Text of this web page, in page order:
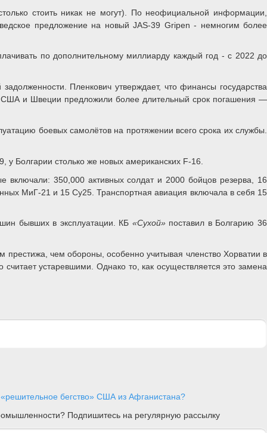
стоить никак не могут). По неофициальной информации,
предложение на новый JAS-39 Gripen - немногим более
по дополнительному миллиарду каждый год - с 2022 до
Пленкович утверждает, что финансы государства
и Швеции предложили более длительный срок погашения —
боевых самолётов на протяжении всего срока их службы.
Болгарии столько же новых американских F-16.
включали: 350,000 активных солдат и 2000 бойцов резерва, 16
МиГ-21 и 15 Су25. Транспортная авиация включала в себя 15
бывших в эксплуатации. КБ «Сухой» поставил в Болгарию 36
чем обороны, особенно учитывая членство Хорватии в
устаревшими. Однако то, как осуществляется это замена
бегство» США из Афганистана?
Подпишитесь на регулярную рассылку